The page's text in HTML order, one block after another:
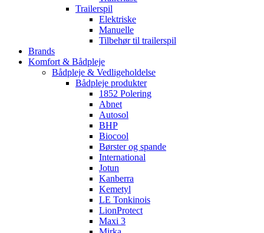
Trailerspil
Elektriske
Manuelle
Tilbehør til trailerspil
Brands
Komfort & Bådpleje
Bådpleje & Vedligeholdelse
Bådpleje produkter
1852 Polering
Abnet
Autosol
BHP
Biocool
Børster og spande
International
Jotun
Kanberra
Kemetyl
LE Tonkinois
LionProtect
Maxi 3